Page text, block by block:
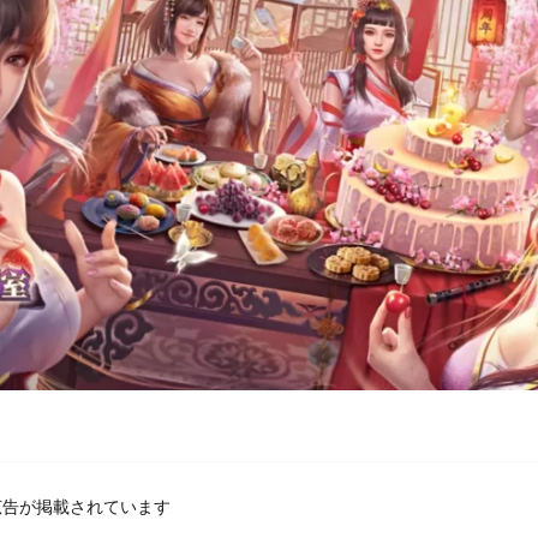
が掲載されています